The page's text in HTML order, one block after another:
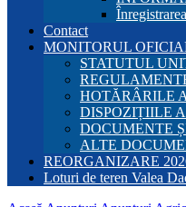
Contact
MONITORUL
STATUTUL
HOTĂRÂRILE
DISPOZIȚIILE
DOCUMENTE
ALTE
REORGANIZARE
Loturi de teren Valea